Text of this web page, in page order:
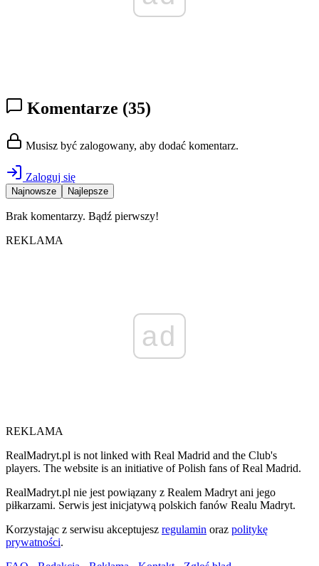
Komentarze (35)
Musisz być zalogowany, aby dodać komentarz.
Zaloguj się
Najnowsze Najlepsze
Brak komentarzy. Bądź pierwszy!
REKLAMA
ad
REKLAMA
RealMadryt.pl is not linked with Real Madrid and the Club's
players. The website is an initiative of Polish fans of Real Madrid.
RealMadryt.pl nie jest powiązany z Realem Madryt ani jego
piłkarzami. Serwis jest inicjatywą polskich fanów Realu Madryt.
Korzystając z serwisu akceptujesz regulamin oraz politykę
prywatności.